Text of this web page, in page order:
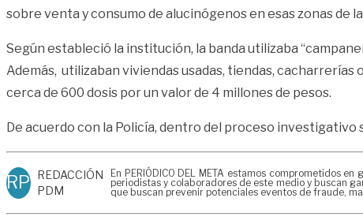
sobre venta y consumo de alucinógenos en esas zonas de
Según estableció la institución, la banda utilizaba
Además, utilizaban viviendas usadas, tiendas, cacharrerías
cerca de 600 dosis por un valor de 4 millones de pesos.
De acuerdo con la Policía, dentro del proceso
RP REDACCIÓN
PDM
En PERIÓDICO DEL META estamos comprometidos
periodistas y colaboradores de este medio y buscan
que buscan prevenir potenciales eventos de fraude,